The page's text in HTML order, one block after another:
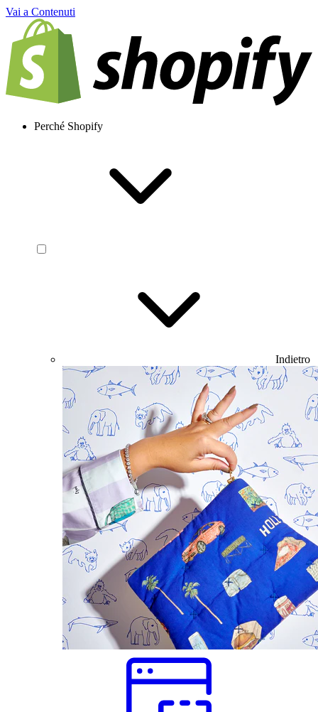
Vai a Contenuti
Perché Shopify
Indietro